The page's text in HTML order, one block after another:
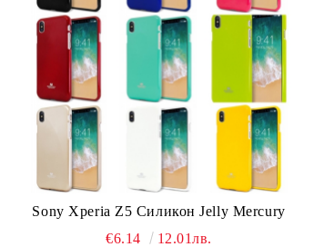
Sony Xperia Z5 Силикон Jelly Mercury
€6.14
12.01лв.